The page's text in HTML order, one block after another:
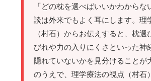
「どの枕を選べばいいかわからな
談は外来でもよく耳にします。理
（村石）からお伝えすると、枕選
びれや力の入りにくさといった神
隠れていないかを見分けることが
のうえで、理学療法の視点（村石